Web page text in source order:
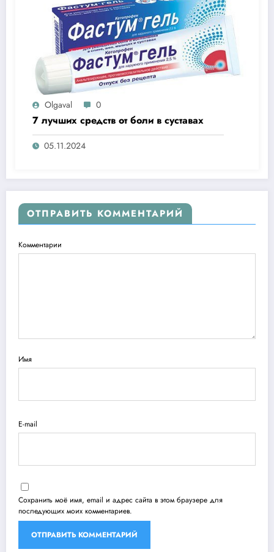
Olgaval 0
7 лучших средств от боли в суставах
05.11.2024
ОТПРАВИТЬ КОММЕНТАРИЙ
Комментарии
Имя
E-mail
Сохранить моё имя, email и адрес сайта в этом браузере для
последующих моих комментариев.